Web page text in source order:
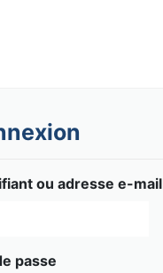
ou adresse e-mail
passe